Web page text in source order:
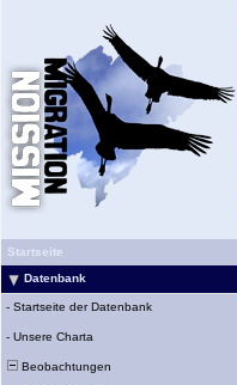
Startseite
Datenbank
- Startseite der Datenbank
- Unsere Charta
Beobachtungen